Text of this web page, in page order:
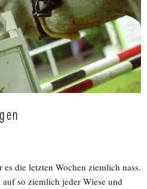
die letzten Wochen ziemlich nass.
so ziemlich jeder Wiese und